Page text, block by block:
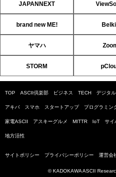
JAPANNEXT
brand new ME!
ヤマハ
STORM
TOP ASCII倶楽部 ビジネス TECH デジタル
アキバ スマホ スタートアップ プログラミン
家電ASCII アスキーグルメ MITTR IoT サイ
地方活性
サイトポリシー プライバシーポリシー 運営会
© KADOKAWA ASCII